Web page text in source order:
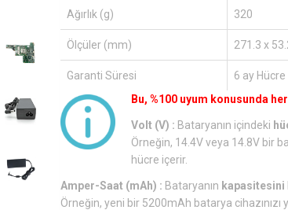
Ağırlık (g) 320
Ölçüler (mm) 271.3 x
Garanti Süresi
6 ay
Bu, %100 uyum konusunda
Volt (V) : Bataryanın içindeki
Örneğin, 14.4V veya 14.8V bir
hücre içerir.
Amper-Saat (mAh) : Bataryanın kapasitesini
Örneğin, yeni bir 5200mAh batarya cihazınızı